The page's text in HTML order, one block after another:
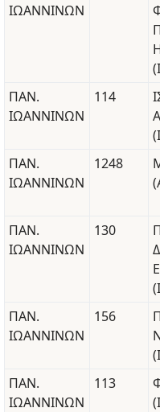
ΙΩΑΝΝΙΝΩΝ
ΠΑΝ.
ΙΩΑΝΝΙΝΩΝ
114
ΠΑΝ.
ΙΩΑΝΝΙΝΩΝ
1248
ΠΑΝ.
ΙΩΑΝΝΙΝΩΝ
130
ΠΑΝ.
ΙΩΑΝΝΙΝΩΝ
156
ΠΑΝ.
ΙΩΑΝΝΙΝΩΝ
113